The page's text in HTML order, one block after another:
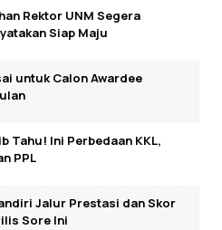
Rektor UNM Segera
Siap Maju
untuk Calon Awardee
Tahu! Ini Perbedaan KKL,
PPL
Jalur Prestasi dan Skor
Sore Ini